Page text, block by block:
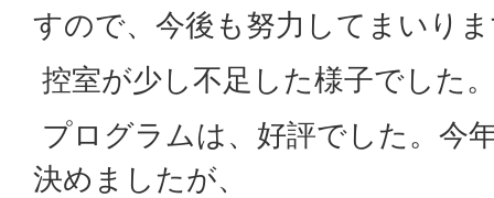
すので、今後も努力してまいり
控室が少し不足した様子でした
プログラムは、好評でした。今
決めましたが、